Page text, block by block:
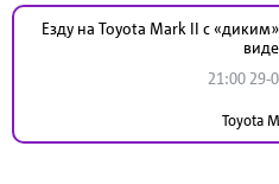
Езду на Toyota Mark II с
21:00 29-
Toyota